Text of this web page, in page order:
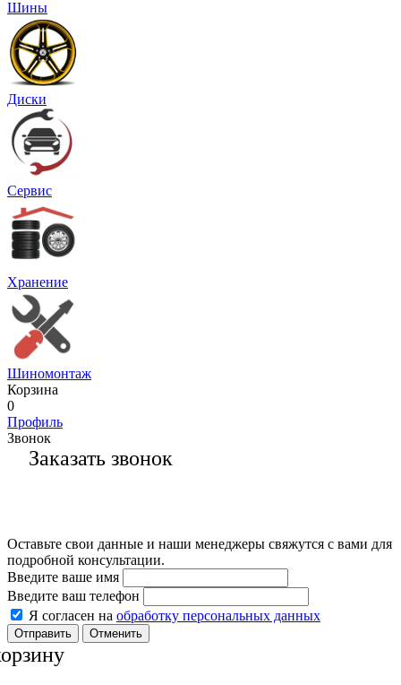
Шины
Диски
Сервис
Хранение
Шиномонтаж
Корзина
0
Профиль
Звонок
Заказать звонок
Оставьте свои данные и наши менеджеры свяжутся с вами для
подробной консультации.
Введите ваше имя
Введите ваш телефон
Я согласен на обработку персональных данных
Отменить